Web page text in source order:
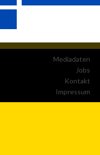
Mediadaten
Jobs
Kontakt
Impressum
Auswahl von
Werbung